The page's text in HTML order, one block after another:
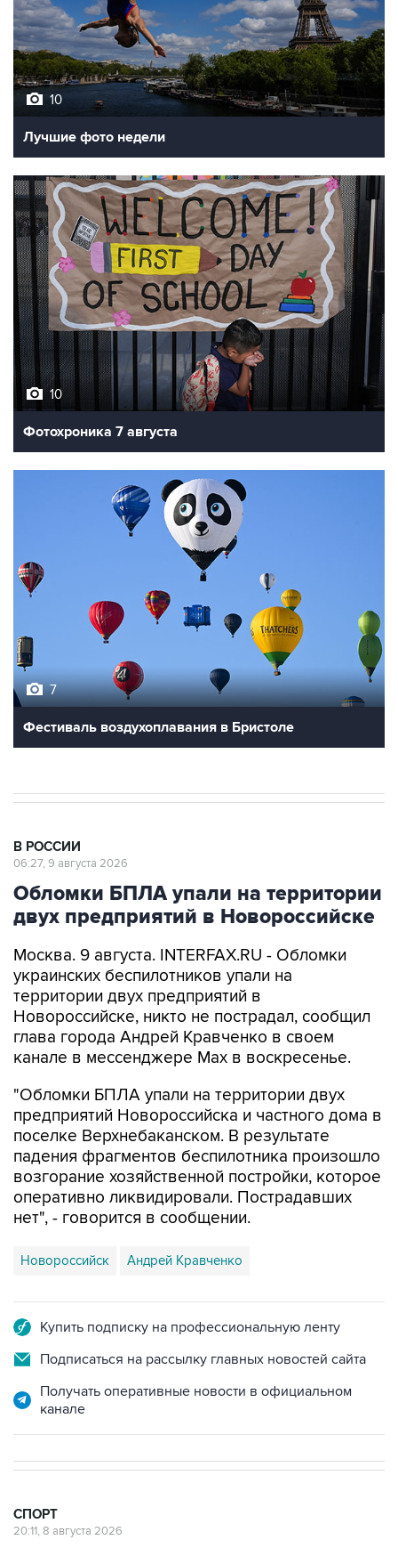
10
Лучшие фото недели
10
Фотохроника 7 августа
7
Фестиваль воздухоплавания в Бристоле
В РОССИИ
06:27, 9 августа 2026
Обломки БПЛА упали на территории
двух предприятий в Новороссийске
Москва. 9 августа. INTERFAX.RU - Обломки
украинских беспилотников упали на
территории двух предприятий в
Новороссийске, никто не пострадал, сообщил
глава города Андрей Кравченко в своем
канале в мессенджере Max в воскресенье.
"Обломки БПЛА упали на территории двух
предприятий Новороссийска и частного дома в
поселке Верхнебаканском. В результате
падения фрагментов беспилотника произошло
возгорание хозяйственной постройки, которое
оперативно ликвидировали. Пострадавших
нет", - говорится в сообщении.
Новороссийск Андрей Кравченко
Купить подписку на профессиональную ленту
Подписаться на рассылку главных новостей сайта
Получать оперативные новости в официальном
канале
СПОРТ
20:11, 8 августа 2026